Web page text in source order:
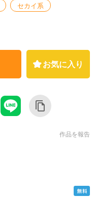
セカイ系
お気に入り
作品を報告